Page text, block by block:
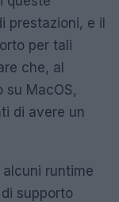
prestazioni, e il
per tali
che, al
su MacOS,
di avere un
runtime
supporto